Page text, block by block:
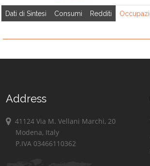
Dati di Sintesi Consumi Redditi
Address
41124 Via M. Vellani Marchi, 20
Modena, Italy
P.IVA 03466110362